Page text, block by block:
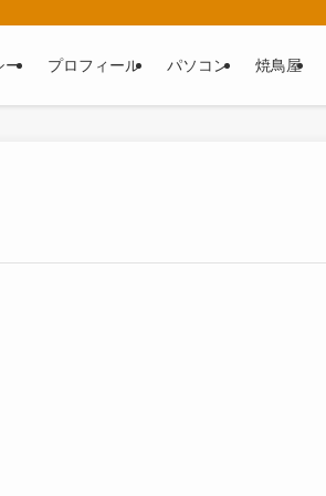
ー プロフィール パソコン 焼鳥屋